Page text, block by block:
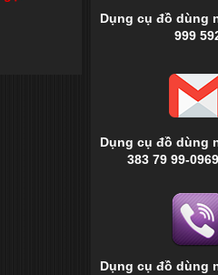
Dụng cụ đồ dùng
999
Dụng cụ đồ dùng
383 79 99-
Dụng cụ đồ dùng